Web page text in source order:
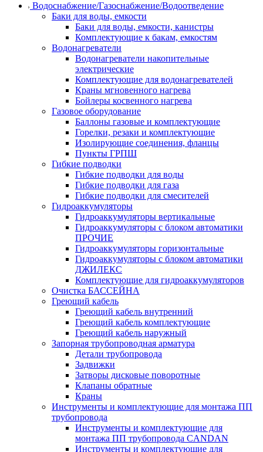
Водоснабжение/Газоснабжение/Водоотведение
Баки для воды, емкости
Баки для воды, емкости, канистры
Комплектующие к бакам, емкостям
Водонагреватели
Водонагреватели накопительные
электрические
Комплектующие для водонагревателей
Краны мгновенного нагрева
Бойлеры косвенного нагрева
Газовое оборудование
Баллоны газовые и комплектующие
Горелки, резаки и комплектующие
Изолирующие соединения, фланцы
Пункты ГРПШ
Гибкие подводки
Гибкие подводки для воды
Гибкие подводки для газа
Гибкие подводки для смесителей
Гидроаккумуляторы
Гидроаккумуляторы вертикальные
Гидроаккумуляторы с блоком автоматики
ПРОЧИЕ
Гидроаккумуляторы горизонтальные
Гидроаккумуляторы с блоком автоматики
ДЖИЛЕКС
Комплектующие для гидроаккумуляторов
Очистка БАССЕЙНА
Греющий кабель
Греющий кабель внутренний
Греющий кабель комплектующие
Греющий кабель наружный
Запорная трубопроводная арматура
Детали трубопровода
Задвижки
Затворы дисковые поворотные
Клапаны обратные
Краны
Инструменты и комплектующие для монтажа ПП
трубопровода
Инструменты и комплектующие для
монтажа ПП трубопровода CANDAN
Инструменты и комплектующие для